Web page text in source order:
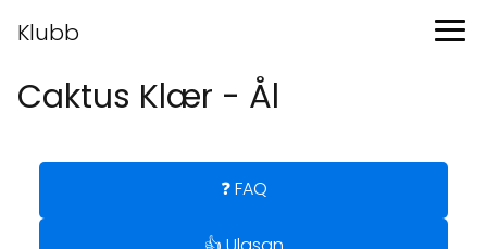
Klubb
Caktus Klær - Ål
❓ FAQ